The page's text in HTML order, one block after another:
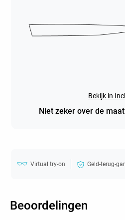
Bekijk in
Niet zeker over de
Virtual try-on Geld-terug-
Beoordelingen